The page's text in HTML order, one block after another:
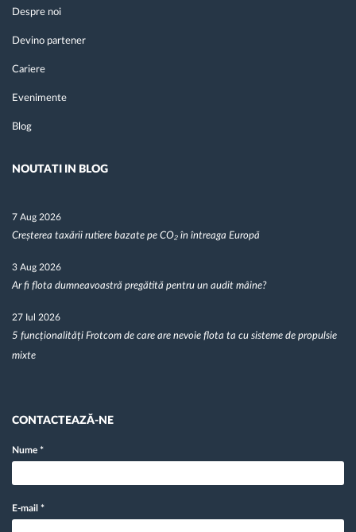
Despre noi
Devino partener
Cariere
Evenimente
Blog
NOUTATI IN BLOG
7 Aug 2026
Creșterea taxării rutiere bazate pe CO₂ în întreaga Europă
3 Aug 2026
Ar fi flota dumneavoastră pregătită pentru un audit mâine?
27 Iul 2026
5 funcționalități Frotcom de care are nevoie flota ta cu sisteme de propulsie
mixte
CONTACTEAZĂ-NE
Nume *
E-mail *